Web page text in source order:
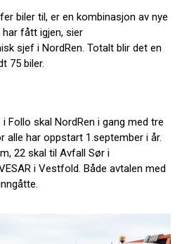
biler til, er en kombinasjon av nye
fått igjen, sier
sjef i NordRen. Totalt blir det en
75 biler.
Follo skal NordRen i gang med tre
alle har oppstart 1.september i år.
22 skal til Avfall Sør i
i Vestfold. Både avtalen med